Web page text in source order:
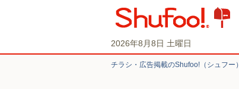
2026年8月8日 土曜日
チラシ・​広告掲載の​Shufoo!​（シュフー）